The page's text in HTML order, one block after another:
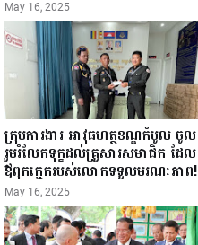
ក្រសួងព័ត៌មាន...
May 16, 2025
ក្រុមការងារ អាវុធហត្ថខណ្ឌកំបូល ចូល
រួមរំលែកទុក្ខដល់គ្រួសារសមាជិក ដែល
ឪពុកក្មេករបស់លោកទទួលមរណៈភាព!
May 16, 2025